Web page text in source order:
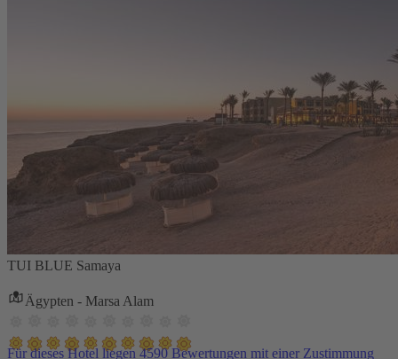
TUI BLUE Samaya
Ägypten - Marsa Alam
Für dieses Hotel liegen 4590 Bewertungen mit einer Zustimmung